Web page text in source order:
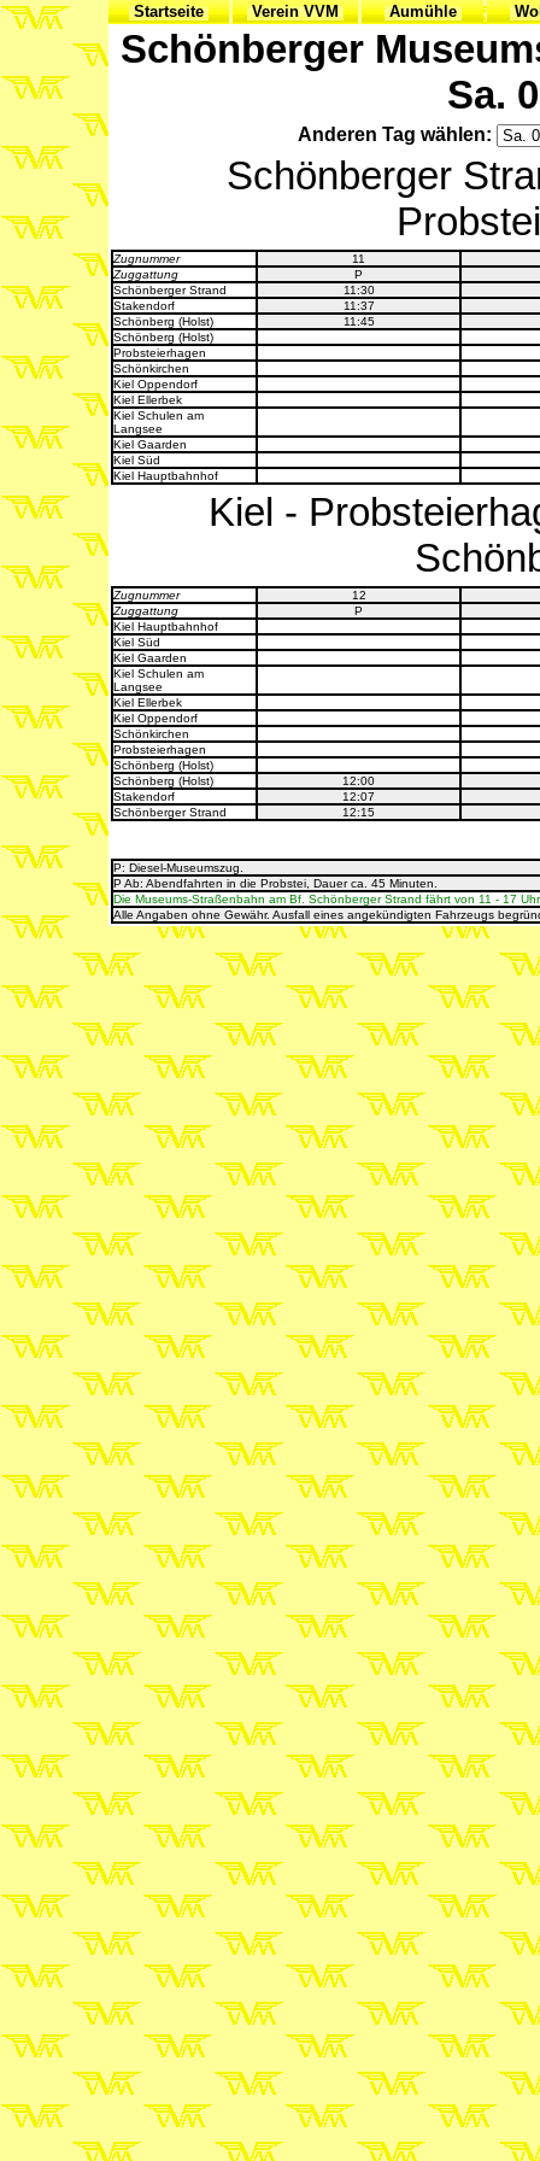
Startseite Verein VVM Aumühle
Schönberger
Sa.
Anderen Tag wählen:
Schönberger
Zugnummer
11
Zuggattung
P
Schönberger Strand
11:30
Stakendorf
11:37
Schönberg (Holst)
11:45
Schönberg (Holst)
Probsteierhagen
Schönkirchen
Kiel Oppendorf
Kiel Ellerbek
Kiel Schulen am
Langsee
Kiel Gaarden
Kiel Süd
Kiel Hauptbahnhof
Kiel -
Zugnummer
12
Zuggattung
P
Kiel Hauptbahnhof
Kiel Süd
Kiel Gaarden
Kiel Schulen am
Langsee
Kiel Ellerbek
Kiel Oppendorf
Schönkirchen
Probsteierhagen
Schönberg (Holst)
Schönberg (Holst)
12:00
Stakendorf
12:07
Schönberger Strand
12:15
P: Diesel-Museumszug
P Ab: Abendfahrten in die Probstei, Dauer ca. 45 Minuten.
Die Museums-Straßenbahn am Bf. Schönberger Strand fährt von 11 - 17
Alle Angaben ohne Gewähr. Ausfall eines angekündigten Fahrzeugs